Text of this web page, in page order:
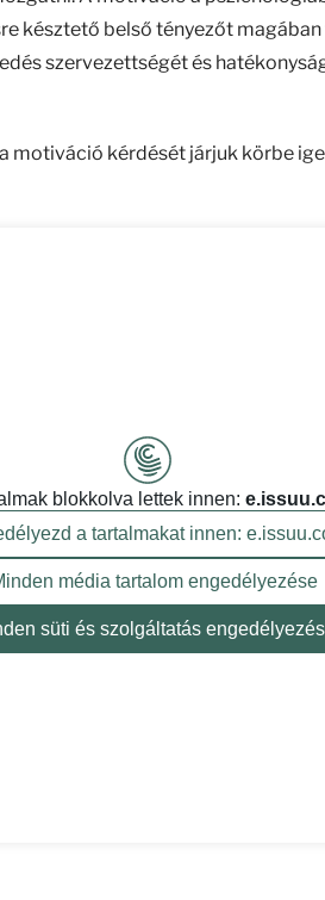
késztető belső tényezőt
szervezettségét és
motiváció kérdését járjuk körbe